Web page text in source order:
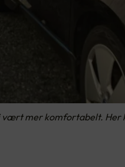
mer komfortabelt. Her